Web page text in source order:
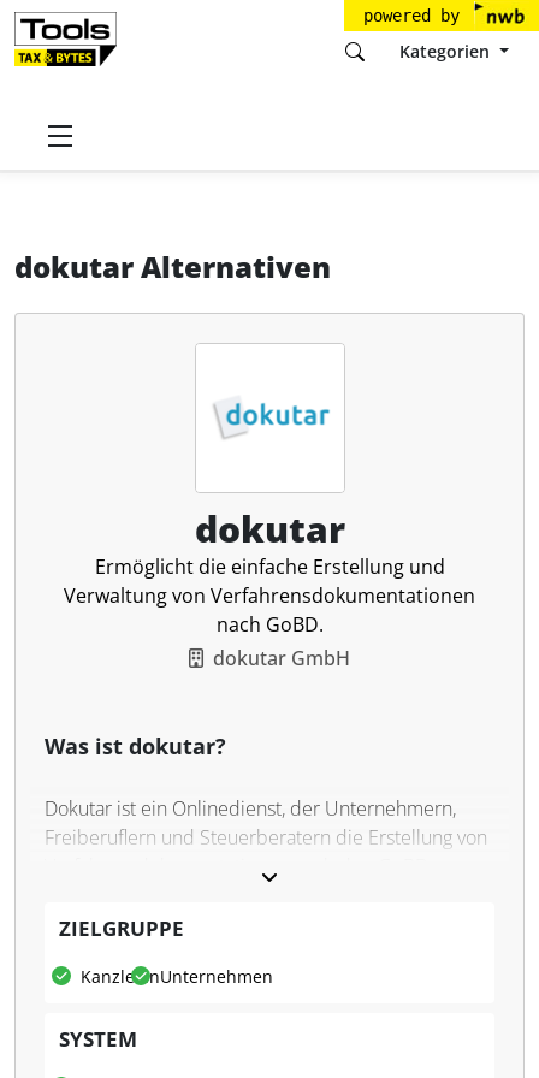
powered by
Kategorien
Startseite
dokutar Alternativen
dokutar
Ermöglicht die einfache Erstellung und
Verwaltung von Verfahrensdokumentationen
nach GoBD.
dokutar GmbH
Was ist dokutar?
Dokutar ist ein Onlinedienst, der Unternehmern,
Freiberuflern und Steuerberatern die Erstellung von
cloudbasierte Lösung, bei der die Daten in
Nutzer werden durch spezifische Fragekataloge
abdecken, darunter Belegablage, Kassenführung und
ZIELGRUPPE
KanzleienUnternehmen
SYSTEM